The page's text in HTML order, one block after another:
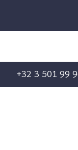
+32 3 501 99